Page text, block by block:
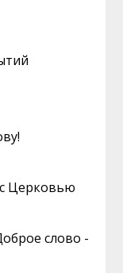
Церковью
слово -